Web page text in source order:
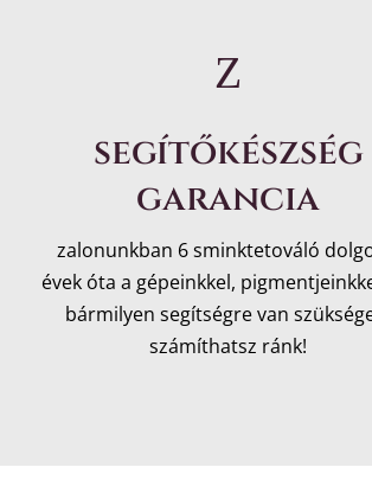
Z
segítőkészség
garancia
zalonunkban 6 sminktetováló
évek óta a gépeinkkel,
bármilyen segítségre van
számíthatsz ránk!